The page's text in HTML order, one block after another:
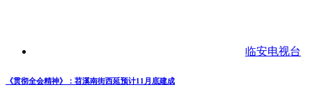
临安电视台
《贯彻全会精神》：苕溪南街西延预计11月底建成